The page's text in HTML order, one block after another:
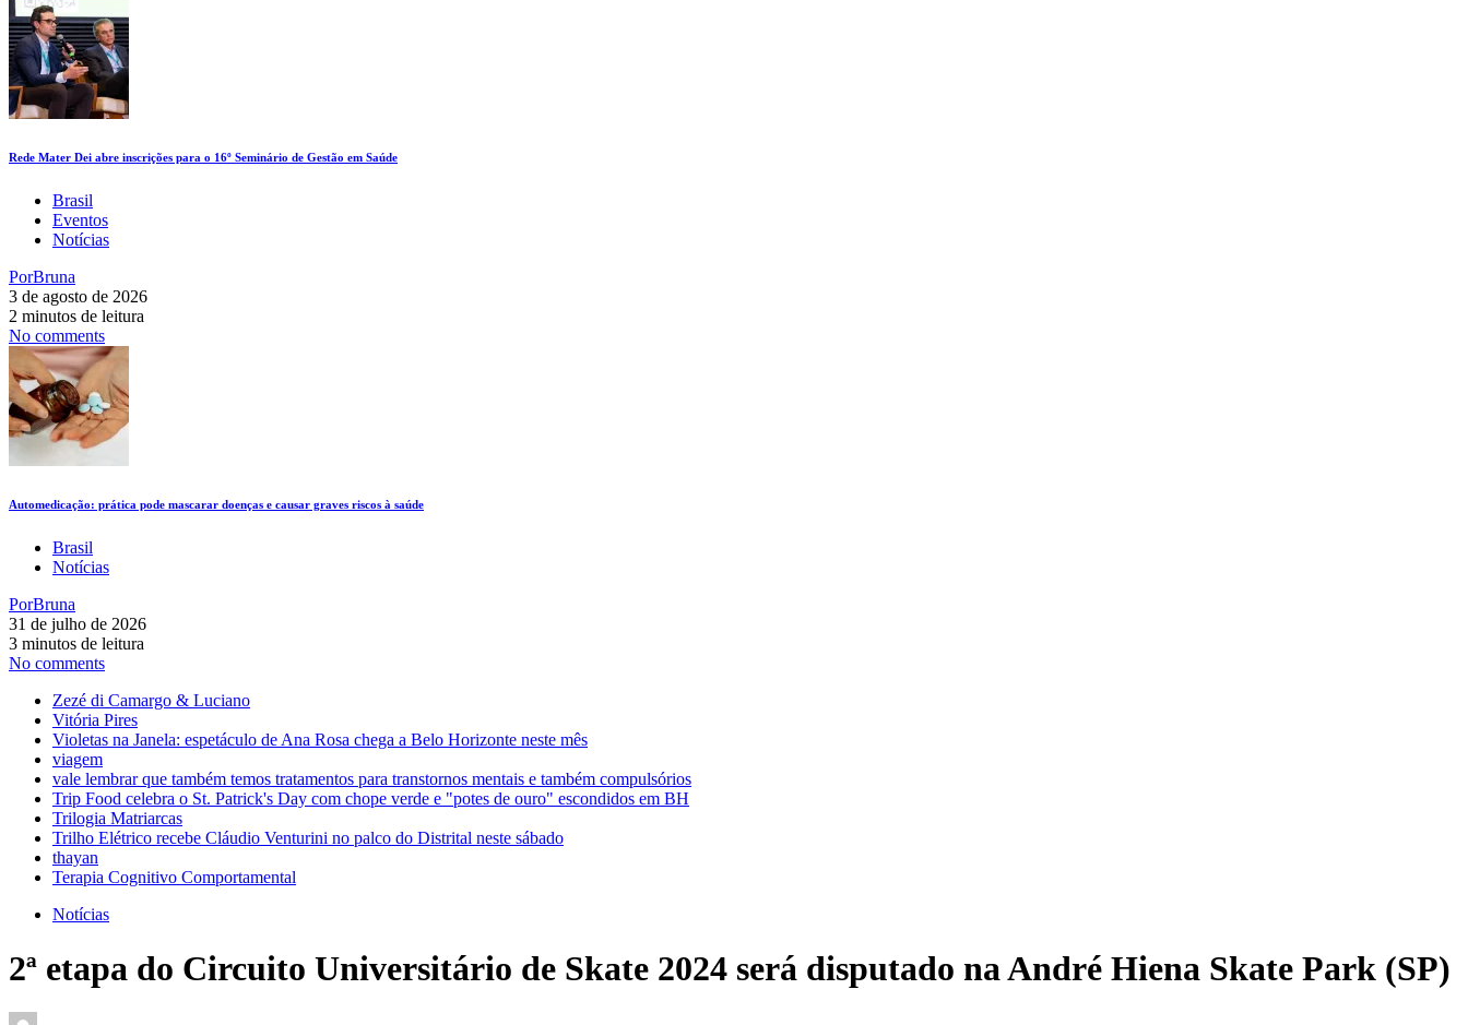
Rede Mater Dei abre inscrições para o 16º Seminário de Gestão em Saúde
Brasil
Eventos
Notícias
PorBruna
3 de agosto de 2026
2 minutos de leitura
No comments
Automedicação: prática pode mascarar doenças e causar graves riscos à saúde
Brasil
Notícias
PorBruna
31 de julho de 2026
3 minutos de leitura
No comments
Zezé di Camargo & Luciano
Vitória Pires
Violetas na Janela: espetáculo de Ana Rosa chega a Belo Horizonte neste mês
viagem
vale lembrar que também temos tratamentos para transtornos mentais e também compulsórios
Trip Food celebra o St. Patrick's Day com chope verde e "potes de ouro" escondidos em BH
Trilogia Matriarcas
Trilho Elétrico recebe Cláudio Venturini no palco do Distrital neste sábado
thayan
Terapia Cognitivo Comportamental
Notícias
2ª etapa do Circuito Universitário de Skate 2024 será disputado na André Hiena Skate Park (SP)